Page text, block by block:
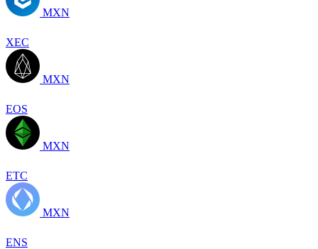
MXN
XEC
MXN
EOS
MXN
ETC
MXN
ENS